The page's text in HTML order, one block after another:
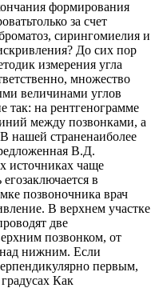
формирования
за счет
сирингомиелия и
До сих пор
измерения угла
множество
величинами углов
так: на рентгенограмме
между позвонками, а
нашей страненаиболее
В.Д.
источниках чаще
в
позвоночника врач
В верхнем участке
две
позвонком, от
нижним. Если
первым,
Как